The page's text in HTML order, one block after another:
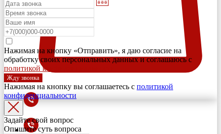
Нажимая на кнопку «Отправить», я даю согласие на
обработку своих персональных данных и соглашаюсь с
политикой конфиденциальности
Жду звонка
Нажимая на кнопку вы соглашаетесь с политикой
конфиденциальности
Задайте свой вопрос
Опишите суть вопроса